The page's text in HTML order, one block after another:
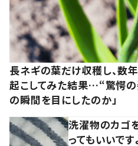
長ネギの葉だけ収穫し、数
起こしてみた結果…“驚愕の
の瞬間を目にしたのか」
洗濯物のカゴ
ってもいいで